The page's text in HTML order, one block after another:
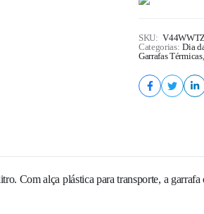
SKU:
Categorias: Dia
Garrafas Térmicas,
Com alça plástica para transporte, a